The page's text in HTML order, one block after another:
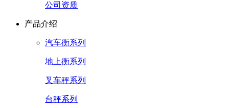
公司资质
产品介绍
汽车衡系列
地上衡系列
叉车秤系列
台秤系列